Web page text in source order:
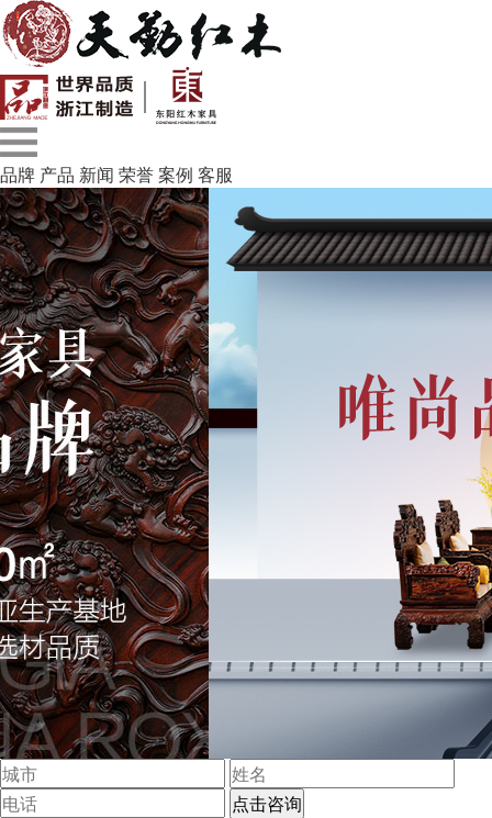
品牌 产品 新闻 荣誉案例 客服